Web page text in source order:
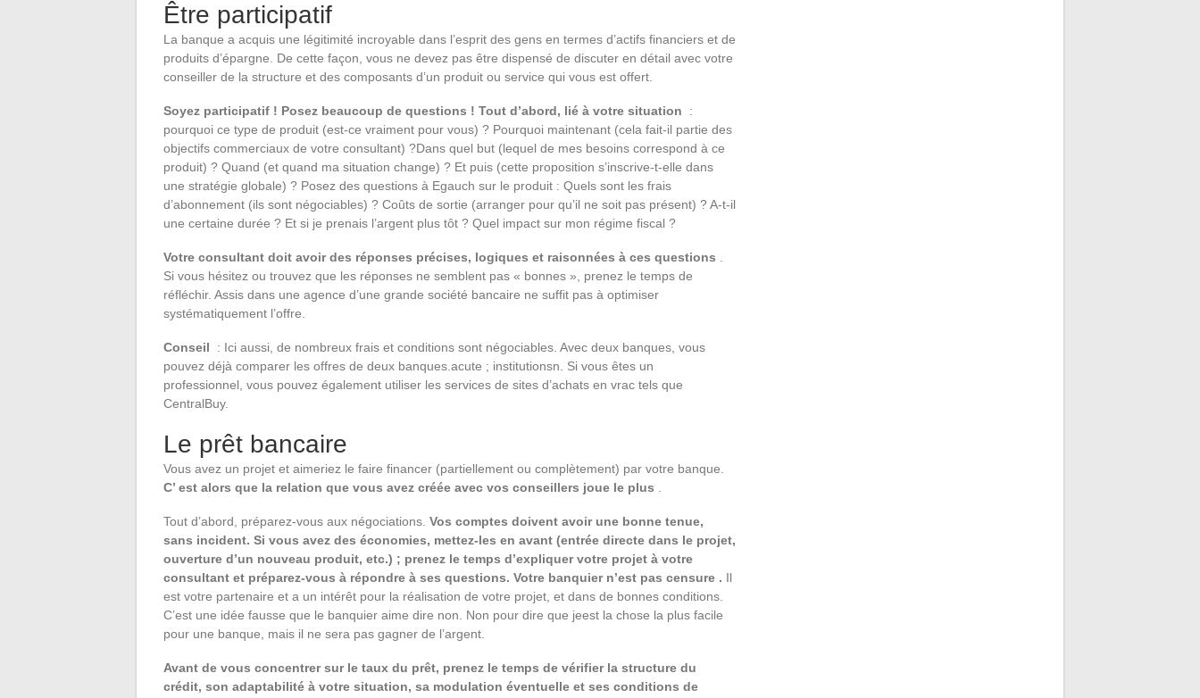
Être participatif
La banque a acquis une légitimité incroyable dans l’esprit des gens en termes d’actifs financiers et de
produits d’épargne. De cette façon, vous ne devez pas être dispensé de discuter en détail avec votre
conseiller de la structure et des composants d’un produit ou service qui vous est offert.
Soyez participatif ! Posez beaucoup de questions ! Tout d’abord, lié à votre situation
:
pourquoi ce type de produit (est-ce vraiment pour vous) ? Pourquoi maintenant (cela fait-il partie des
objectifs commerciaux de votre consultant) ?Dans quel but (lequel de mes besoins correspond à ce
produit) ? Quand (et quand ma situation change) ? Et puis (cette proposition s’inscrive-t-elle dans
une stratégie globale) ? Posez des questions à Egauch sur le produit : Quels sont les frais
d’abonnement (ils sont négociables) ? Coûts de sortie (arranger pour qu’il ne soit pas présent) ? A-t-il
une certaine durée ? Et si je prenais l’argent plus tôt ? Quel impact sur mon régime fiscal ?
Votre consultant doit avoir des réponses précises, logiques et raisonnées à ces questions
Si vous hésitez ou trouvez que les réponses ne semblent pas « bonnes », prenez le temps de
réfléchir. Assis dans une agence d’une grande société bancaire ne suffit pas à optimiser
systématiquement l’offre.
Conseil
: Ici aussi, de nombreux frais et conditions sont négociables. Avec deux banques, vous
pouvez déjà comparer les offres de deux banques.acute ; institutionsn. Si vous êtes un
professionnel, vous pouvez également utiliser les services de sites d’achats en vrac tels que
CentralBuy.
Le prêt bancaire
Vous avez un projet et aimeriez le faire financer (partiellement ou complètement) par votre banque.
C’ est alors que la relation que vous avez créée avec vos conseillers joue le plus
Tout d’abord, préparez-vous aux négociations. Vos comptes doivent avoir une bonne tenue,
sans incident. Si vous avez des économies, mettez-les en avant (entrée directe dans le projet,
ouverture d’un nouveau produit, etc.) ; prenez le temps d’expliquer votre projet à votre
consultant et préparez-vous à répondre à ses questions. Votre banquier n’est pas censure . Il
est votre partenaire et a un intérêt pour la réalisation de votre projet, et dans de bonnes conditions.
C’est une idée fausse que le banquier aime dire non. Non pour dire que jeest la chose la plus facile
pour une banque, mais il ne sera pas gagner de l’argent.
Avant de vous concentrer sur le taux du prêt, prenez le temps de vérifier la structure du
crédit, son adaptabilité à votre situation, sa modulation éventuelle et ses conditions de